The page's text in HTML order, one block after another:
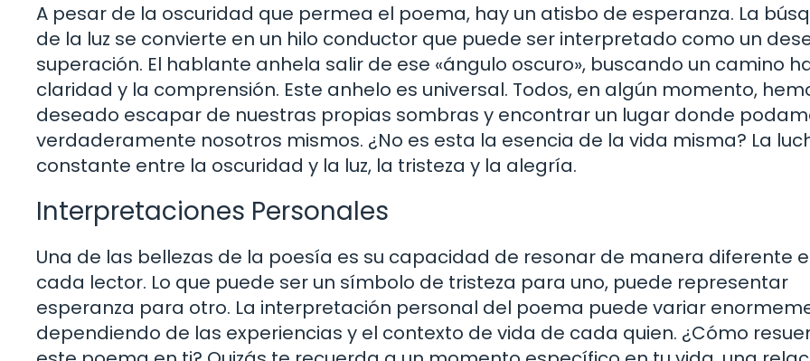
A pesar de la oscuridad que permea el poema, hay un atisbo de esperanza. La
de la luz se convierte en un hilo conductor que puede ser interpretado como un
superación. El hablante anhela salir de ese «ángulo oscuro», buscando un camino
claridad y la comprensión. Este anhelo es universal. Todos, en algún momento,
deseado escapar de nuestras propias sombras y encontrar un lugar donde
verdaderamente nosotros mismos. ¿No es esta la esencia de la vida misma? La
constante entre la oscuridad y la luz, la tristeza y la alegría.
Interpretaciones Personales
Una de las bellezas de la poesía es su capacidad de resonar de manera diferente
cada lector. Lo que puede ser un símbolo de tristeza para uno, puede representar
esperanza para otro. La interpretación personal del poema puede variar
dependiendo de las experiencias y el contexto de vida de cada quien. ¿Cómo